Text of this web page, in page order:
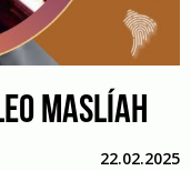
MASLÍAH
22.02.2025